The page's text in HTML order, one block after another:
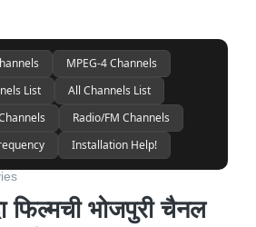
MPEG-4 Channels
List
All Channels List
Radio/FM Channels
Installation Help!
फिल्मची भोजपुरी चैनल